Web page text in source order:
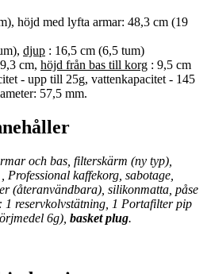
höjd med lyfta armar: 48,3 cm (19
djup : 16,5 cm (6,5 tum)
cm, höjd från bas till korg : 9,5 cm
- upp till 25g, vattenkapacitet - 145
57,5 mm.
och bas, filterskärm (ny typ),
, Professional kaffekorg, sabotage,
(återanvändbara), silikonmatta, påse
reservkolvstätning, 1 Portafilter pip
6g), basket plug.